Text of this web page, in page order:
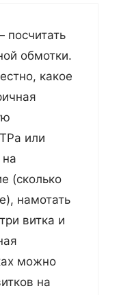
обмотки.
какое
или
(сколько
намотать
витка и
можно
на